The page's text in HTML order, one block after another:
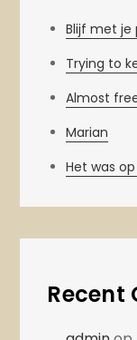
Blijf met je
Trying to
Almost
Marian
Het was
Recent